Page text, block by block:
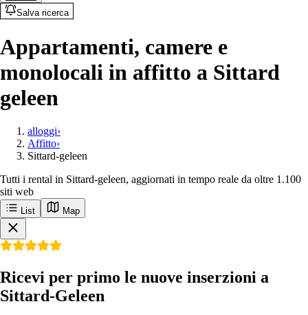
Salva ricerca
Appartamenti, camere e
monolocali in affitto a Sittard
geleen
alloggi›
Affitto›
Sittard-geleen
Tutti i rental in Sittard-geleen, aggiornati in tempo reale da oltre 1.100
siti web
List Map
Ricevi per primo le nuove inserzioni a
Sittard-Geleen